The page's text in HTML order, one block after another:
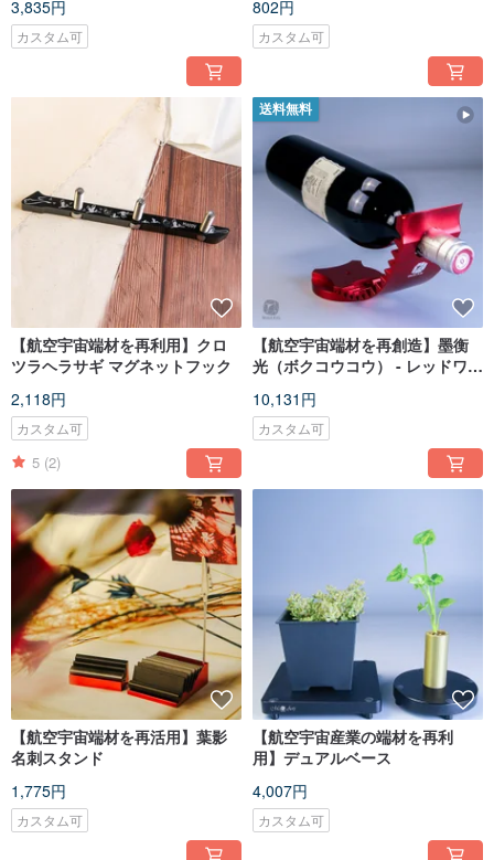
ー | キャンプ用コーヒードリッパ
ー
3,835円
カスタム可
802円
カスタム可
【航空宇宙端材を再利用】クロ
ツラヘラサギ マグネットフック
2,118円
カスタム可
5 (2)
送料無料
【航空宇宙端材を再創造】墨衡
光（ボクコウコウ） - レッドワイ
10,131円
カスタム可
【航空宇宙端材を再活用】葉影
名刺スタンド
1,775円
カスタム可
【航空宇宙産業の端材を再利
用】デュアルベース
4,007円
カスタム可